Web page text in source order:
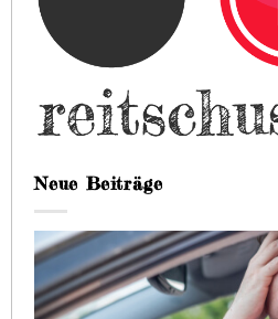
Neue Beiträge